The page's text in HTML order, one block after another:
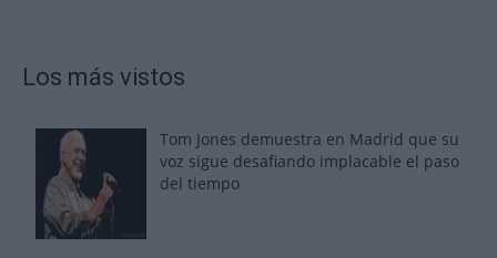
Los más vistos
Tom Jones demuestra en Madrid que su
voz sigue desafiando implacable el paso
del tiempo